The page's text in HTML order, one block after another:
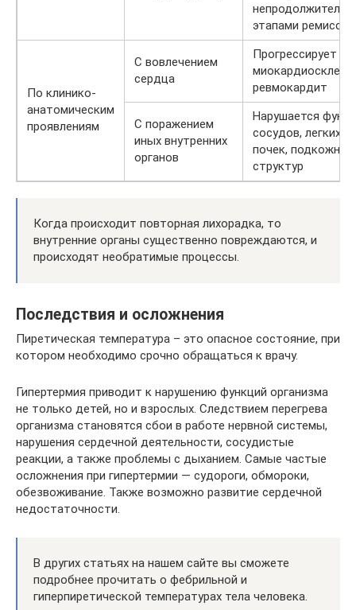
этапами ремиссии
По клинико-
анатомическим
проявлениям
С вовлечением
сердца
Прогрессирует
ревмокардит
С поражением
иных внутренних
органов
Нарушается
сосудов, легких,
почек, подкожных
структур
Когда происходит повторная лихорадка, то
внутренние органы существенно повреждаются, и
происходят необратимые процессы.
Последствия и осложнения
Пиретическая температура – это опасное состояние, при
котором необходимо срочно обращаться к врачу.
Гипертермия приводит к нарушению функций организма
не только детей, но и взрослых. Следствием перегрева
организма становятся сбои в работе нервной системы,
нарушения сердечной деятельности, сосудистые
реакции, а также проблемы с дыханием. Самые частые
осложнения при гипертермии — судороги, обмороки,
обезвоживание. Также возможно развитие сердечной
недостаточности.
В других статьях на нашем сайте вы сможете
подробнее прочитать о фебрильной и
гиперпиретической температурах тела человека.